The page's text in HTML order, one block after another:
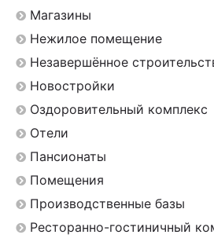
Магазины
Нежилое помещение
Незавершённое
Новостройки
Оздоровительный комплекс
Отели
Пансионаты
Помещения
Производственные базы
Ресторанно-гостиничный